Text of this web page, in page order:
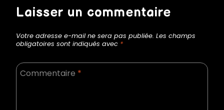
l’article
Laisser un commentaire
Votre adresse e-mail ne sera pas publiée. Les champs
obligatoires sont indiqués avec *
Commentaire *